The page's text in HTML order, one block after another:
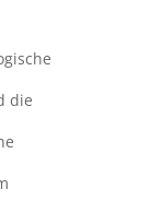
die